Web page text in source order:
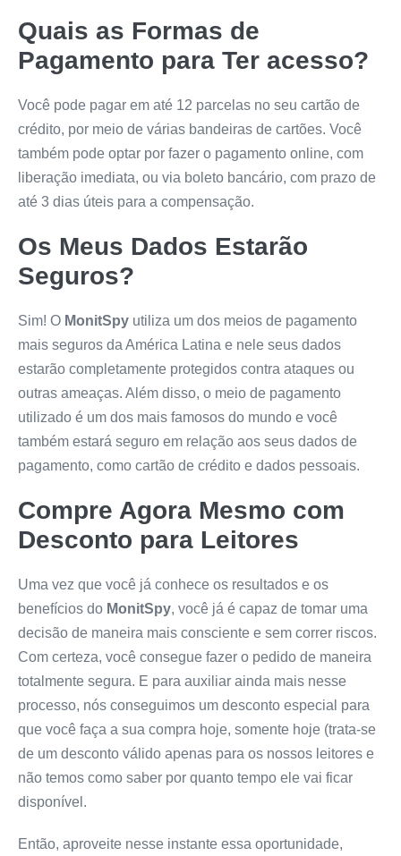
Quais as Formas de
Pagamento para Ter acesso?
Você pode pagar em até 12 parcelas no seu cartão de
crédito, por meio de várias bandeiras de cartões. Você
também pode optar por fazer o pagamento online, com
liberação imediata, ou via boleto bancário, com prazo de
até 3 dias úteis para a compensação.
Os Meus Dados Estarão
Seguros?
Sim! O MonitSpy utiliza um dos meios de pagamento
mais seguros da América Latina e nele seus dados
estarão completamente protegidos contra ataques ou
outras ameaças. Além disso, o meio de pagamento
utilizado é um dos mais famosos do mundo e você
também estará seguro em relação aos seus dados de
pagamento, como cartão de crédito e dados pessoais.
Compre Agora Mesmo com
Desconto para Leitores
Uma vez que você já conhece os resultados e os
benefícios do MonitSpy, você já é capaz de tomar uma
decisão de maneira mais consciente e sem correr riscos.
Com certeza, você consegue fazer o pedido de maneira
totalmente segura. E para auxiliar ainda mais nesse
processo, nós conseguimos um desconto especial para
que você faça a sua compra hoje, somente hoje (trata-se
de um desconto válido apenas para os nossos leitores e
não temos como saber por quanto tempo ele vai ficar
disponível.
Então, aproveite nesse instante essa oportunidade,